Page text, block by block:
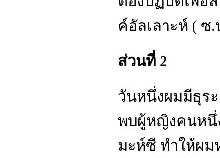
ค์อัลเลาะห์ ( ซ.
ส่วนที่ 2
วันหนึ่งผมมีธุร
พบผู้หญิงคนหนึ่
มะห์ซี ทำให้ผม